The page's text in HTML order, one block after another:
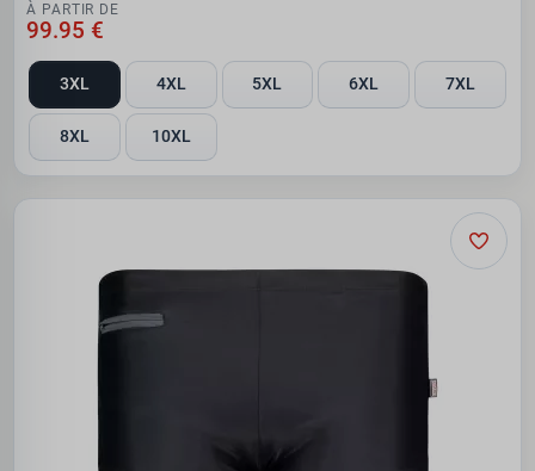
À PARTIR DE
99.95 €
3XL 4XL 5XL 6XL 7XL
8XL 10XL